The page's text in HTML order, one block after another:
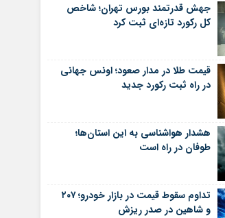
جهش قدرتمند بورس تهران؛ شاخص
کل رکورد تازه‌ای ثبت کرد
قیمت طلا در مدار صعود؛ اونس جهانی
در راه ثبت رکورد جدید
هشدار هواشناسی به این استان‌ها؛
طوفان در راه است
تداوم سقوط قیمت در بازار خودرو؛ ۲۰۷
و شاهین در صدر ریزش